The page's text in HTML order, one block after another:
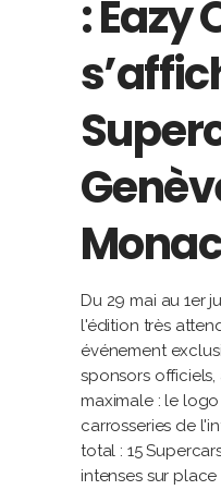
: Eazy
Du 29 mai au 1er
l'édition très
événement
sponsors
maximale : le
carrosseries de
total : 15
intenses sur